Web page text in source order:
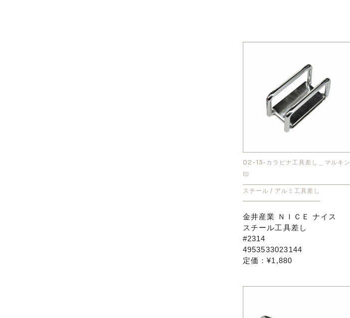
02-13-カラビナ工具差し＿マルキン
印
スチール / アルミ工具差し
金井産業 ＮＩＣＥ ナイス
スチール工具差し
#2314
4953533023144
定価：¥1,880